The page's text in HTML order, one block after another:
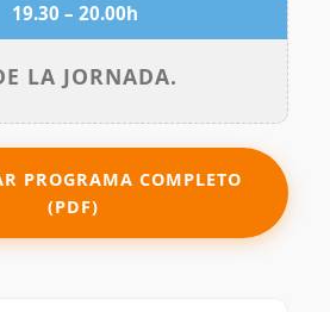
19.30 – 20.00h
LA JORNADA.
PROGRAMA COMPLETO
(PDF)